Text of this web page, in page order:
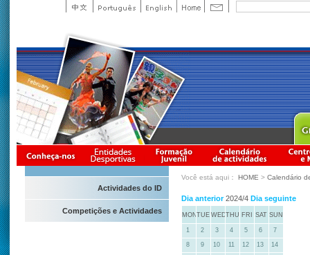
Actividades do ID
Competições e Actividades
Você está aqui： HOME > Calendário
Dia anterior2024/4 Dia seguinte
MONTUE WEDTHU FRI SAT SUN
1 2 3 4 5 6 7
8 9 10 11 12 13 14